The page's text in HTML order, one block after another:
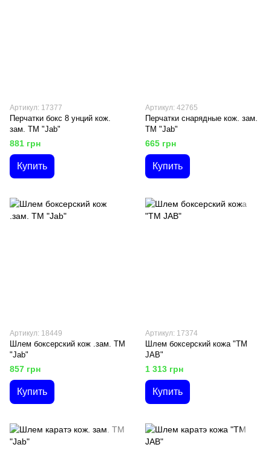
Артикул: 17377
Перчатки бокс 8 унций кож.
зам. ТМ "Jab"
881 грн
Купить
Артикул: 42765
Перчатки снарядные кож. зам.
ТМ "Jab"
665 грн
Купить
Артикул: 18449
Шлем боксерский кож .зам. ТМ
"Jab"
857 грн
Купить
Артикул: 17374
Шлем боксерский кожа "ТМ
JAB"
1 313 грн
Купить